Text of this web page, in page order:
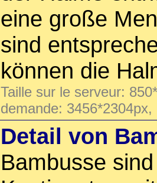
eine große
sind
können die
Taille sur le serveur:
demande:
Detail von
Bambusse